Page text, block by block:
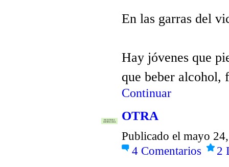
En las garras del
Hay jóvenes que
que beber
Continuar
ESCRITORA
DISTINGUIDA
OTRA
Publicado el mayo
4 Comentarios 2